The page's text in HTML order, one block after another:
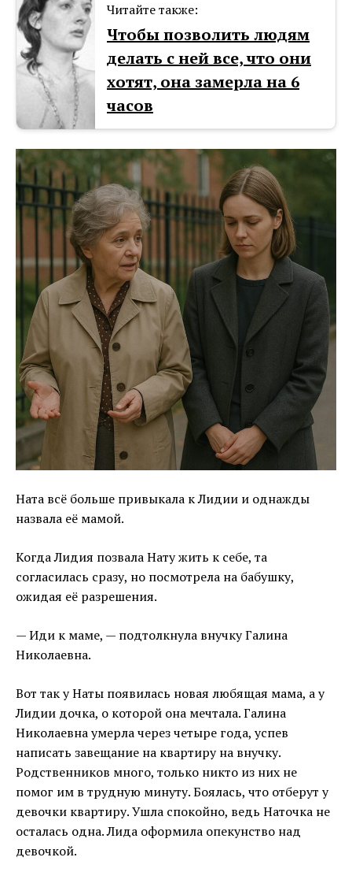
Читайте также:
Чтобы позволить людям
делать с ней все, что они
хотят, она замерла на 6
часов
Ната всё больше привыкала к Лидии и однажды
назвала её мамой.
Когда Лидия позвала Нату жить к себе, та
согласилась сразу, но посмотрела на бабушку,
ожидая её разрешения.
— Иди к маме, — подтолкнула внучку Галина
Николаевна.
Вот так у Наты появилась новая любящая мама, а у
Лидии дочка, о которой она мечтала. Галина
Николаевна умерла через четыре года, успев
написать завещание на квартиру на внучку.
Родственников много, только никто из них не
помог им в трудную минуту. Боялась, что отберут у
девочки квартиру. Ушла спокойно, ведь Наточка не
осталась одна. Лида оформила опекунство над
девочкой.